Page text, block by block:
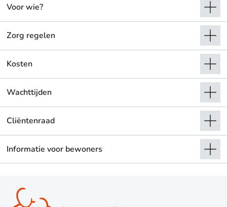
Voor wie?
Zorg regelen
Kosten
Wachttijden
Cliëntenraad
Informatie voor bewoners